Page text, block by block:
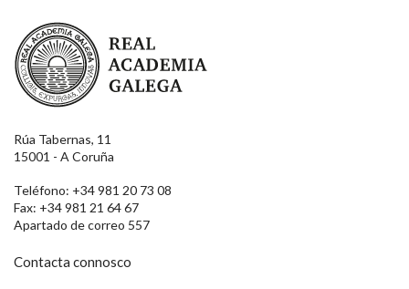
Real Academia Galega
Rúa Tabernas, 11
15001 - A Coruña
Teléfono: +34 981 20 73 08
Fax: +34 981 21 64 67
Apartado de correo 557
Contacta connosco